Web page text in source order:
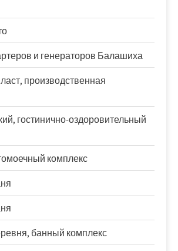
и генераторов Балашиха
производственная
гостинично-оздоровительный
комплекс
банный комплекс